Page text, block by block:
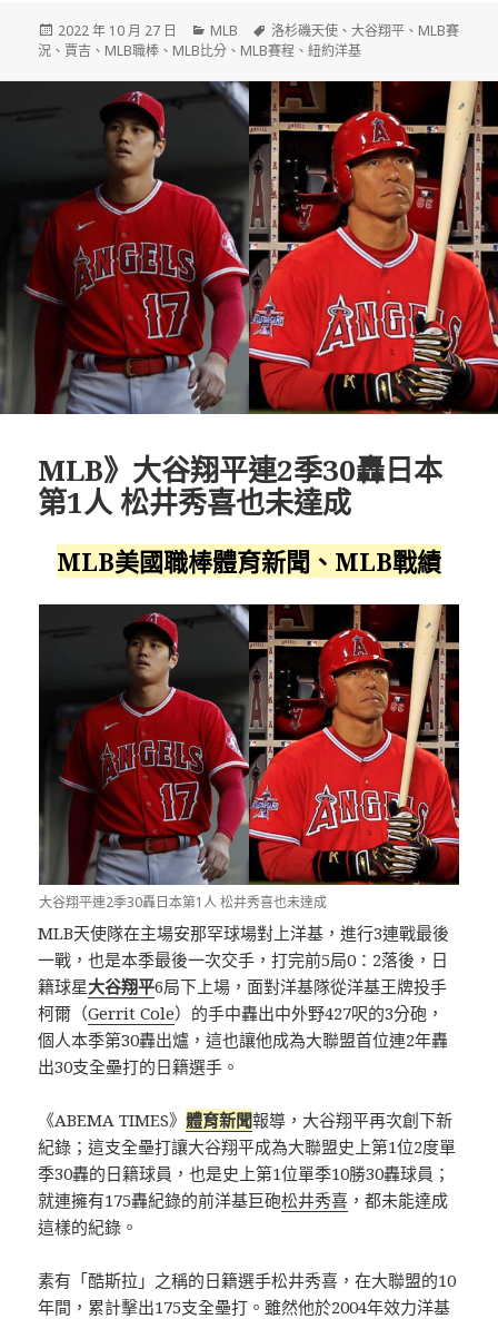
發
佈
2022 年 10 月 27 日
分
類
MLB
標
籤
洛杉磯天使 、大谷翔平 、 MLB賽
況 、 賈吉 、 MLB職棒 、 MLB比分 、 MLB賽程 、紐約洋基
MLB》大谷翔平連2季30轟日本
第1人 松井秀喜也未達成
MLB美國職棒體育新聞、MLB戰績
大谷翔平連2季30轟日本第1人 松井秀喜也未達成
MLB天使隊在主場安那罕球場對上洋基，進行3連戰最後
一戰，也是本季最後一次交手，打完前5局0：2落後，日
籍球星大谷翔平6局下上場，面對洋基隊從洋基王牌投手
柯爾（Gerrit Cole）的手中轟出中外野427呎的3分砲，
個人本季第30轟出爐，這也讓他成為大聯盟首位連2年轟
出30支全壘打的日籍選手。
《ABEMA TIMES》體育新聞報導，大谷翔平再次創下新
紀錄；這支全壘打讓大谷翔平成為大聯盟史上第1位2度單
季30轟的日籍球員，也是史上第1位單季10勝30轟球員；
就連擁有175轟紀錄的前洋基巨砲松井秀喜 ，都未能達成
這樣的紀錄。
素有「酷斯拉」之稱的日籍選手松井秀喜，在大聯盟的10
年間，累計擊出175支全壘打。雖然他於2004年效力洋基